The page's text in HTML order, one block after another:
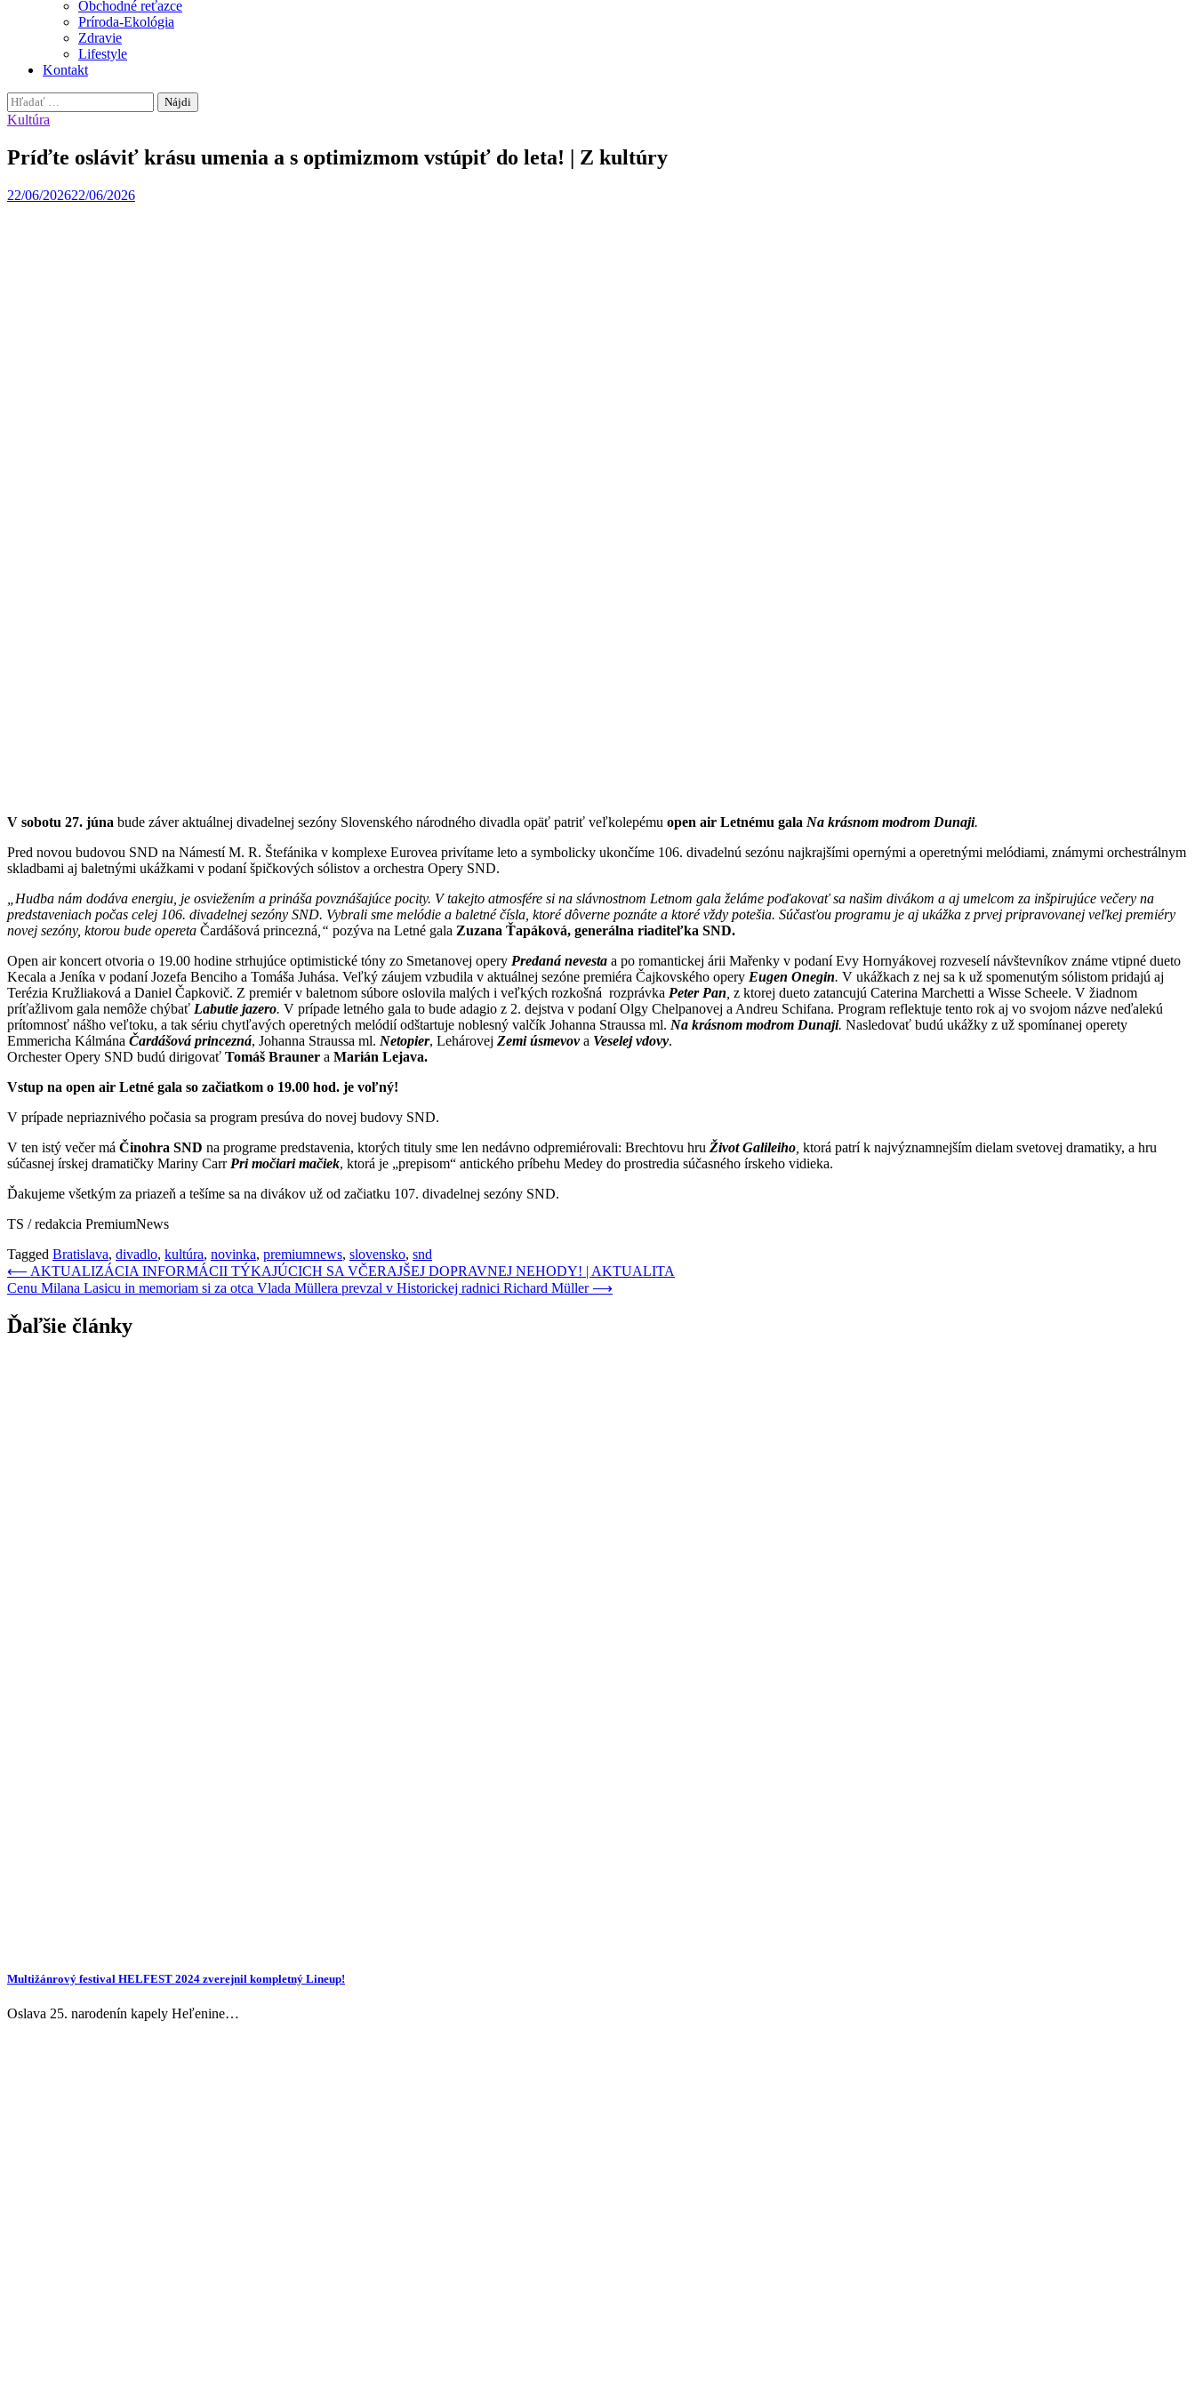
Obchodné reťazce
Príroda-Ekológia
Zdravie
Lifestyle
Kontakt
Hľadať:
Kultúra
Príďte osláviť krásu umenia a s optimizmom vstúpiť do leta! | Z kultúry
22/06/202622/06/2026
V sobotu 27. júna bude záver aktuálnej divadelnej sezóny Slovenského národného divadla opäť patriť veľkolepému open air Letnému gala Na krásnom modrom Dunaji.
Pred novou budovou SND na Námestí M. R. Štefánika v komplexe Eurovea privítame leto a symbolicky ukončíme 106. divadelnú sezónu najkrajšími opernými a operetnými melódiami, známymi orchestrálnym
skladbami aj baletnými ukážkami v podaní špičkových sólistov a orchestra Opery SND.
„Hudba nám dodáva energiu, je osviežením a prináša povznášajúce pocity. V takejto atmosfére si na slávnostnom Letnom gala želáme poďakovať sa našim divákom a aj umelcom za inšpirujúce večery na
predstaveniach počas celej 106. divadelnej sezóny SND. Vybrali sme melódie a baletné čísla, ktoré dôverne poznáte a ktoré vždy potešia. Súčasťou programu je aj ukážka z prvej pripravovanej veľkej premiéry
novej sezóny, ktorou bude opereta Čardášová princezná ,“ pozýva na Letné gala Zuzana Ťapáková, generálna riaditeľka SND.
Open air koncert otvoria o 19.00 hodine strhujúce optimistické tóny zo Smetanovej opery Predaná nevesta a po romantickej árii Mařenky v podaní Evy Hornyákovej rozveselí návštevníkov známe vtipné dueto
Kecala a Jeníka v podaní Jozefa Benciho a Tomáša Juhása. Veľký záujem vzbudila v aktuálnej sezóne premiéra Čajkovského opery Eugen Onegin. V ukážkach z nej sa k už spomenutým sólistom pridajú aj
Terézia Kružliaková a Daniel Čapkovič. Z premiér v baletnom súbore oslovila malých i veľkých rozkošná rozprávka Peter Pan z ktorej dueto zatancujú Caterina Marchetti a Wisse Scheele. V žiadnom
príťažlivom gala nemôže chýbať Labutie jazero. V prípade letného gala to bude adagio z 2. dejstva v podaní Olgy Chelpanovej a Andreu Schifana. Program reflektuje tento rok aj vo svojom názve neďalekú
prítomnosť nášho veľtoku, a tak sériu chytľavých operetných melódií odštartuje noblesný valčík Johanna Straussa ml. Na krásnom modrom Dunaji. Nasledovať budú ukážky z už spomínanej operety
Emmericha Kálmána Čardášová princezná, Johanna Straussa ml. Netopier, Lehárovej Zemi úsmevova Veselej vdovy.
Orchester Opery SND budú dirigovať Tomáš Brauner a Marián Lejava.
Vstup na open air Letné gala so začiatkom o 19.00 hod. je voľný!
V prípade nepriaznivého počasia sa program presúva do novej budovy SND.
V ten istý večer má Činohra SND na programe predstavenia, ktorých tituly sme len nedávno odpremiérovali: Brechtovu hru Život Galileiho ktorá patrí k najvýznamnejším dielam svetovej dramatiky, a hru
súčasnej írskej dramatičky Mariny Carr Pri močiari mačiek, ktorá je „prepisom“ antického príbehu Medey do prostredia súčasného írskeho vidieka.
Ďakujeme všetkým za priazeň a tešíme sa na divákov už od začiatku 107. divadelnej sezóny SND.
TS / redakcia PremiumNews
Tagged Bratislava, divadlo, kultúra, novinka, premiumnews, slovensko, snd
Navigácia
v
článku
⟵ AKTUALIZÁCIA INFORMÁCII TÝKAJÚCICH SA VČERAJŠEJ DOPRAVNEJ NEHODY! | AKTUALITA
Cenu Milana Lasicu in memoriam si za otca Vlada Müllera prevzal v Historickej radnici Richard Müller ⟶
Ďaľšie články
Multižánrový festival HELFEST 2024 zverejnil kompletný Lineup!
Oslava 25. narodenín kapely Heľenine…